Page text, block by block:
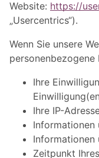
Website: https://
„Usercentrics“).
Wenn Sie unsere
Ihre
Ihre IP-
Informationen
Informationen
Zeitpunkt